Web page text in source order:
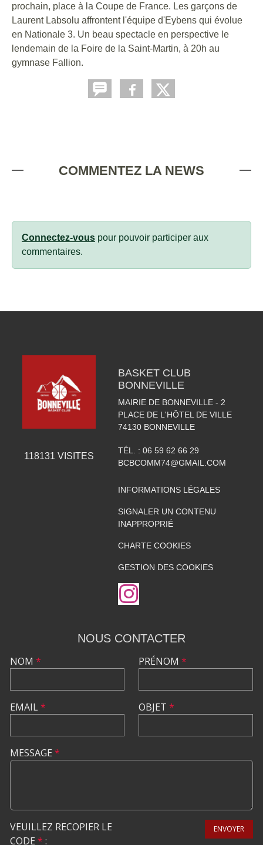
prochain, place à la Coupe de France. Les garçons de
Laurent Labsolu affrontent l'équipe d'Eybens qui évolue
en Nationale 3. Un beau spectacle en perspective le
lendemain de la Foire de la Saint-Martin, à 20h au
gymnase Fallion.
COMMENTEZ LA NEWS
Connectez-vous pour pouvoir participer aux
commentaires.
118131 VISITES
BASKET CLUB
BONNEVILLE
MAIRIE DE BONNEVILLE - 2
PLACE DE L'HÔTEL DE VILLE
74130 BONNEVILLE
TÉL. : 06 59 62 66 29
BCBCOMM74@GMAIL.COM
INFORMATIONS LÉGALES
SIGNALER UN CONTENU
INAPPROPRIÉ
CHARTE COOKIES
GESTION DES COOKIES
NOUS CONTACTER
NOM *
EMAIL*
PRÉNOM *
OBJET *
MESSAGE *
VEUILLEZ RECOPIER LE
CODE * :
ENVOYER